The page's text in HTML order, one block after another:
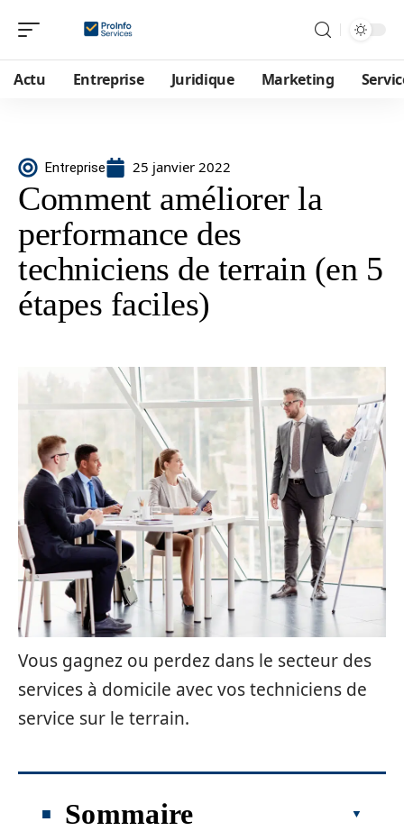
Actu Entreprise Juridique Marketing
Entreprise 25 janvier 2022
Comment améliorer la
performance des
techniciens de terrain (en 5
étapes faciles)
Vous gagnez ou perdez dans le secteur des
services à domicile avec vos techniciens de
service sur le terrain.
Sommaire